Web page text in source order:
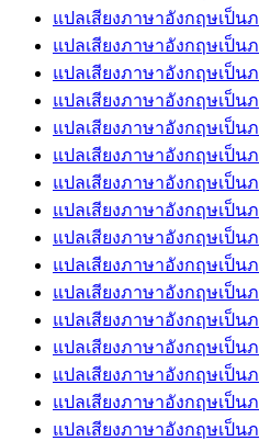
แปลเสียงภาษาอังกฤษเป็น
แปลเสียงภาษาอังกฤษเป็น
แปลเสียงภาษาอังกฤษเป็น
แปลเสียงภาษาอังกฤษเป็น
แปลเสียงภาษาอังกฤษเป็น
แปลเสียงภาษาอังกฤษเป็น
แปลเสียงภาษาอังกฤษเป็น
แปลเสียงภาษาอังกฤษเป็น
แปลเสียงภาษาอังกฤษเป็น
แปลเสียงภาษาอังกฤษเป็น
แปลเสียงภาษาอังกฤษเป็น
แปลเสียงภาษาอังกฤษเป็น
แปลเสียงภาษาอังกฤษเป็น
แปลเสียงภาษาอังกฤษเป็น
แปลเสียงภาษาอังกฤษเป็น
แปลเสียงภาษาอังกฤษเป็น